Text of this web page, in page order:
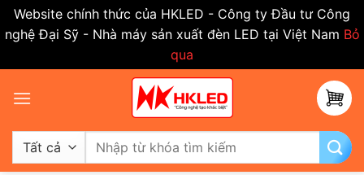
Website chính thức của HKLED - Công ty Đầu tư Công
nghệ Đại Sỹ - Nhà máy sản xuất đèn LED tại Việt Nam Bỏ
qua
qua
dung
Tìm
kiếm: